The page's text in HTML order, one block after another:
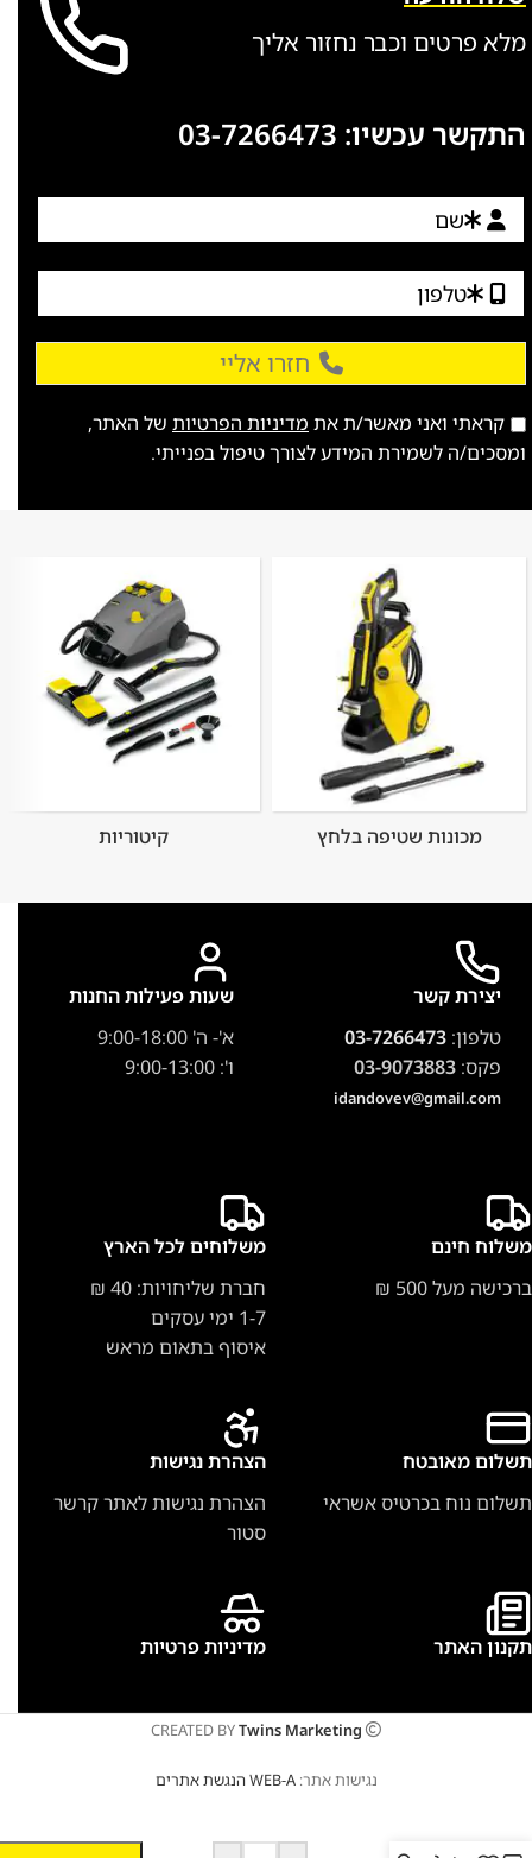
מלא פרטים וכבר נחזור אליך
התקשר עכשיו: 03-7266473
חזרו אליי
קראתי ואני מאשר/ת את מדיניות הפרטיות של האתר,
ומסכים/ה לשמירת המידע לצורך טיפול בפנייתי.
מכונות שטיפה בלחץ קיטוריות
יצירת קשר
טלפון:03-7266473
פקס:03-9073883
idandovev@gmail.com
שעות פעילות החנות
א'- ה' 9:00-18:00
ו': 9:00-13:00
משלוח חינם
ברכישה מעל 500 ₪
משלוחים לכל הארץ
חברת שליחויות: 40 ₪
1-7 ימי עסקים
איסוף בתאום מראש
תשלום מאובטח
תשלום נוח בכרטיס אשראי
הצהרת נגישות
הצהרת נגישות לאתר קרשר
סטור
תקנון האתר מדיניות פרטיות
CREATED BYTwins Marketing
נגישות אתר:WEB-A הנגשת אתרים